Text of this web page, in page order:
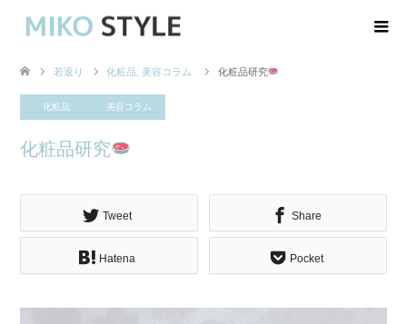
若返り 化粧品 美容コラム 化粧品研究
化粧品 美容コラム
化粧品研究
Tweet Share
Hatena Pocket